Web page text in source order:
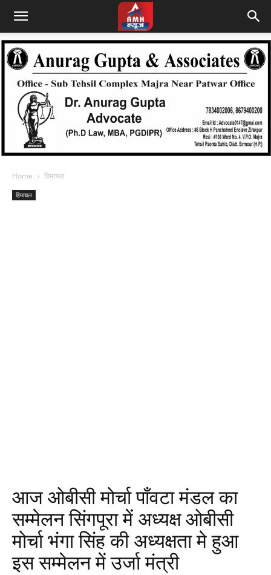
Home हिमाचल
हिमाचल
आज ओबीसी मोर्चा पाँवटा मंडल का
सम्मेलन सिंगपूरा में अध्यक्ष ओबीसी
मोर्चा भंगा सिंह की अध्यक्षता मे हुआ
इस सम्मेलन में उर्जा मंत्री